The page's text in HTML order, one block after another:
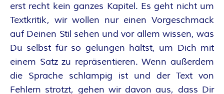
erst recht kein ganzes Kapitel. Es geht nicht um
Textkritik, wir wollen nur einen Vorgeschmack
auf Deinen Stil sehen und vor allem wissen, was
Du selbst für so gelungen hältst, um Dich mit
einem Satz zu repräsentieren. Wenn außerdem
die Sprache schlampig ist und der Text von
Fehlern strotzt, gehen wir davon aus, dass Dir